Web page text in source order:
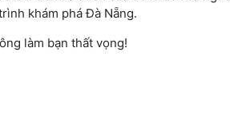
khám phá Đà Nẵng.
làm bạn thất vọng!